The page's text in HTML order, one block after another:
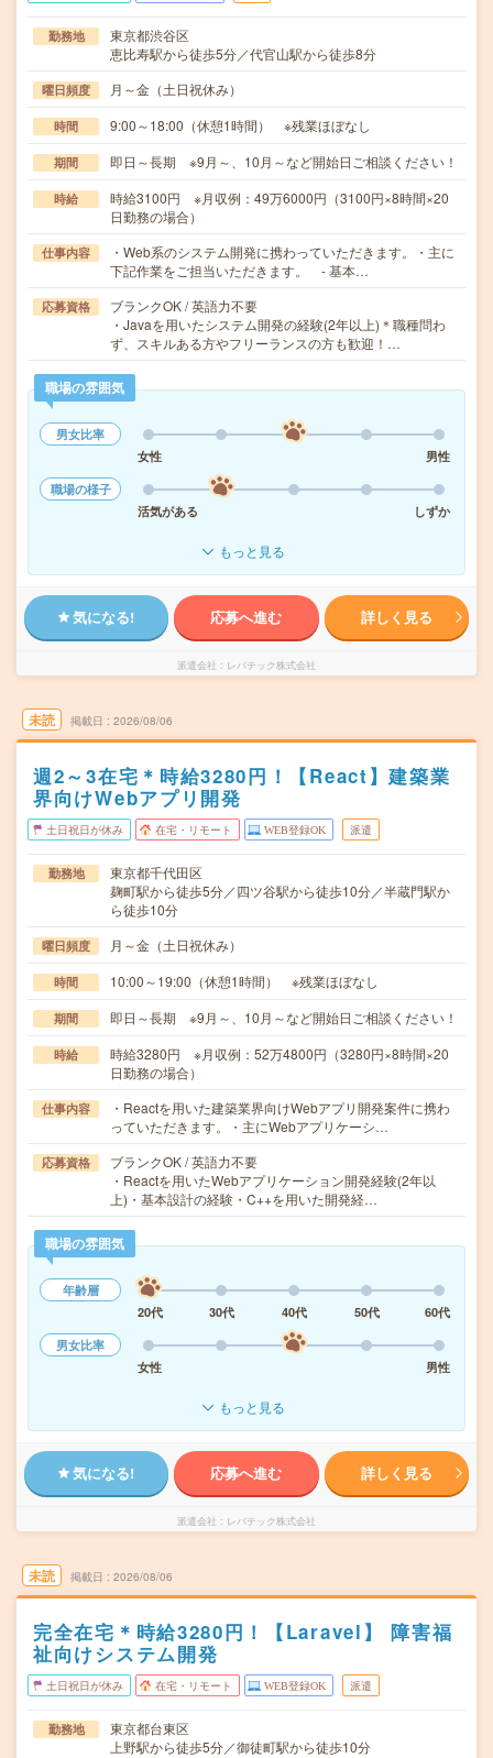
勤務地
東京都渋谷区
恵比寿駅から徒歩5分／代官山駅から徒歩8分
曜日頻度 月～金（土日祝休み）
時間 9:00～18:00（休憩1時間） ※残業ほぼなし
期間 即日～長期 ※9月～、10月～など開始日ご相談ください！
時給
時給3100円 ※月収例：49万6000円（3100円×8時間×20
日勤務の場合）
仕事内容
・Web系のシステム開発に携わっていただきます。・主に
下記作業をご担当いただきます。 - 基本…
応募資格
ブランクOK / 英語力不要
・Javaを用いたシステム開発の経験(2年以上)＊職種問わ
ず、スキルある方やフリーランスの方も歓迎！…
職場の雰囲気
男女比率
女性
男性
職場の様子
活気がある
しずか
もっと見る
気になる! 応募へ進む 詳しく見る
派遣会社 レバテック株式会社
未読 掲載日 2026/08/06
週2～3在宅＊時給3280円！【React】建築業
界向けWebアプリ開発
土日祝日が休み 在宅・リモート WEB登録OK 派遣
勤務地
東京都千代田区
麹町駅から徒歩5分／四ツ谷駅から徒歩10分／半蔵門駅か
ら徒歩10分
曜日頻度 月～金（土日祝休み）
時間 10:00～19:00（休憩1時間） ※残業ほぼなし
期間 即日～長期 ※9月～、10月～など開始日ご相談ください！
時給
時給3280円 ※月収例：52万4800円（3280円×8時間×20
日勤務の場合）
仕事内容
・Reactを用いた建築業界向けWebアプリ開発案件に携わ
っていただきます。・主にWebアプリケーシ…
応募資格
ブランクOK / 英語力不要
・Reactを用いたWebアプリケーション開発経験(2年以
上)・基本設計の経験・C++を用いた開発経…
職場の雰囲気
年齢層
20代
30代 40代 50代
60代
男女比率
女性
男性
もっと見る
気になる! 応募へ進む 詳しく見る
派遣会社 レバテック株式会社
未読 掲載日 2026/08/06
完全在宅＊時給3280円！【Laravel】 障害福
祉向けシステム開発
土日祝日が休み 在宅・リモート WEB登録OK 派遣
勤務地
東京都台東区
上野駅から徒歩5分／御徒町駅から徒歩10分